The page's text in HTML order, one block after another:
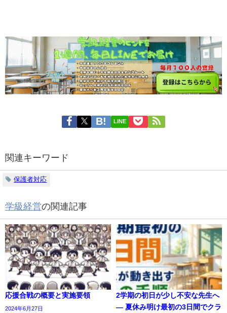
LINE
関連キーワード
保護者対応
学級経営の関連記事
応援合戦の概要と実施要領
2024年6月27日
2学期の初日が少し不安な先生へ
― 夏休み明け最初の3日間でクラ